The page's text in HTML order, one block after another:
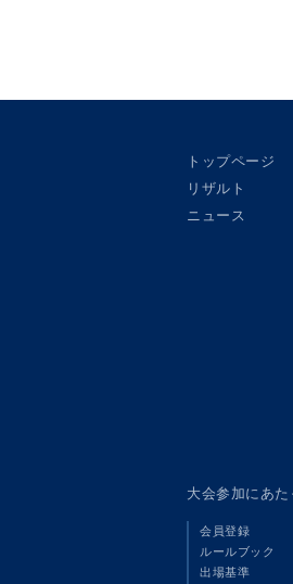
トップページ
リザルト
ニュース
大会参加にあた
会員登録
ルールブック
出場基準